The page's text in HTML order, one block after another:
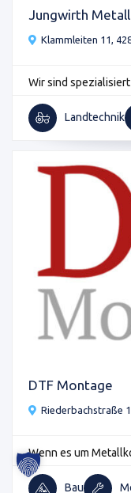
Jungwirth
Klammleiten 11,
Wir sind spezialisiert
Landtechnik
DTF Montage
Riederbachstraße
Wenn es um
Bau